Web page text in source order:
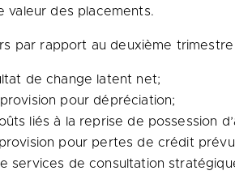
valeur des placements.
par rapport au deuxième
de change latent net;
pour dépréciation;
liés à la reprise de possession
pour pertes de crédit
services de consultation